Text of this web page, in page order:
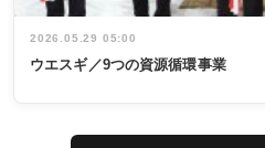
2026.05.29 05:00
ウエスギ／9つの資源循環事業